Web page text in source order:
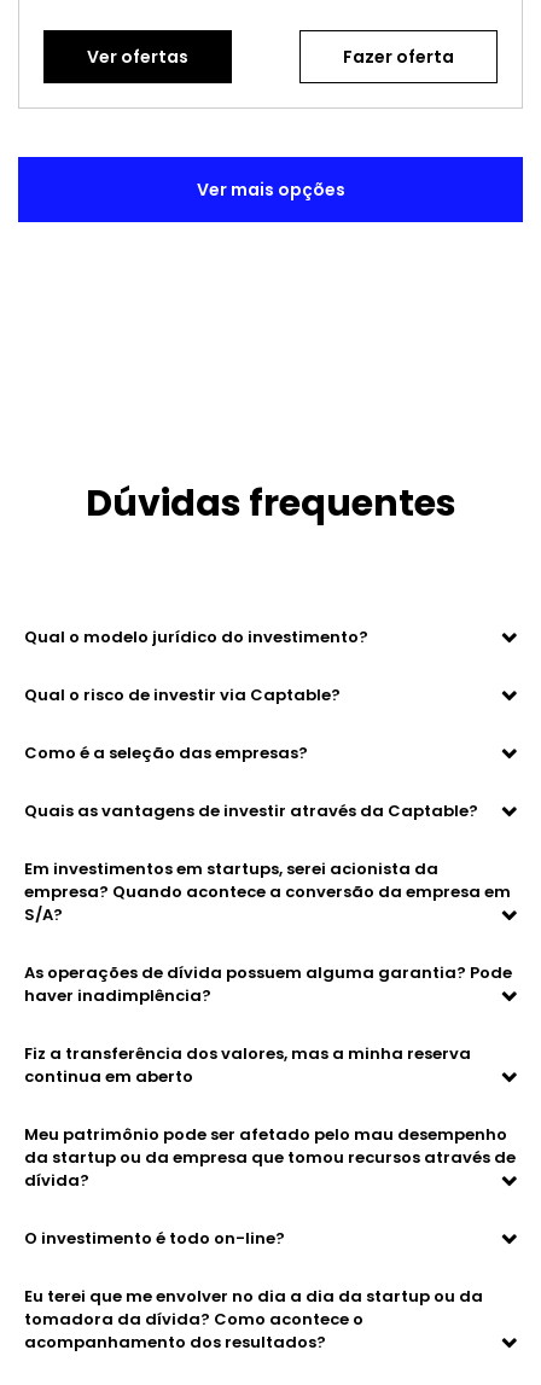
Ver ofertas Fazer oferta
Ver mais opções
Dúvidas frequentes
Qual o modelo jurídico do investimento?
Qual o risco de investir via Captable?
Como é a seleção das empresas?
Quais as vantagens de investir através da Captable?
Em investimentos em startups, serei acionista da
empresa? Quando acontece a conversão da empresa em
S/A?
As operações de dívida possuem alguma garantia? Pode
haver inadimplência?
Fiz a transferência dos valores, mas a minha reserva
continua em aberto
Meu patrimônio pode ser afetado pelo mau desempenho
da startup ou da empresa que tomou recursos através de
dívida?
O investimento é todo on-line?
Eu terei que me envolver no dia a dia da startup ou da
tomadora da dívida? Como acontece o
acompanhamento dos resultados?